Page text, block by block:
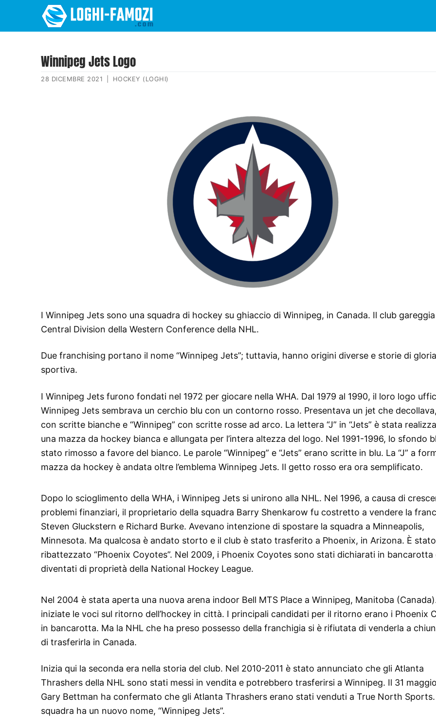
Winnipeg Jets Logo
28 DICEMBRE 2021 HOCKEY (LOGHI)
I Winnipeg Jets sono una squadra di hockey su ghiaccio di Winnipeg, in Canada. Il club
Central Division della Western Conference della NHL.
Due franchising portano il nome “Winnipeg Jets”; tuttavia, hanno origini diverse e storie di gloria
sportiva.
I Winnipeg Jets furono fondati nel 1972 per giocare nella WHA. Dal 1979 al 1990, il loro logo
Winnipeg Jets sembrava un cerchio blu con un contorno rosso. Presentava un jet che decollava,
con scritte bianche e “Winnipeg” con scritte rosse ad arco. La lettera “J” in “Jets” è stata
una mazza da hockey bianca e allungata per l’intera altezza del logo. Nel 1991-1996, lo sfondo
stato rimosso a favore del bianco. Le parole “Winnipeg” e “Jets” erano scritte in blu. La “J” a
mazza da hockey è andata oltre l’emblema Winnipeg Jets. Il getto rosso era ora semplificato.
Dopo lo scioglimento della WHA, i Winnipeg Jets si unirono alla NHL. Nel 1996, a causa di
problemi finanziari, il proprietario della squadra Barry Shenkarow fu costretto a vendere la
Steven Gluckstern e Richard Burke. Avevano intenzione di spostare la squadra a Minneapolis,
Minnesota. Ma qualcosa è andato storto e il club è stato trasferito a Phoenix, in Arizona. È stato
ribattezzato “Phoenix Coyotes”. Nel 2009, i Phoenix Coyotes sono stati dichiarati in bancarotta
diventati di proprietà della National Hockey League.
Nel 2004 è stata aperta una nuova arena indoor Bell MTS Place a Winnipeg, Manitoba
iniziate le voci sul ritorno dell’hockey in città. I principali candidati per il ritorno erano i Phoenix
in bancarotta. Ma la NHL che ha preso possesso della franchigia si è rifiutata di venderla a
di trasferirla in Canada.
Inizia qui la seconda era nella storia del club. Nel 2010-2011 è stato annunciato che gli Atlanta
Thrashers della NHL sono stati messi in vendita e potrebbero trasferirsi a Winnipeg. Il 31
Gary Bettman ha confermato che gli Atlanta Thrashers erano stati venduti a True North Sports.
squadra ha un nuovo nome, “Winnipeg Jets”.